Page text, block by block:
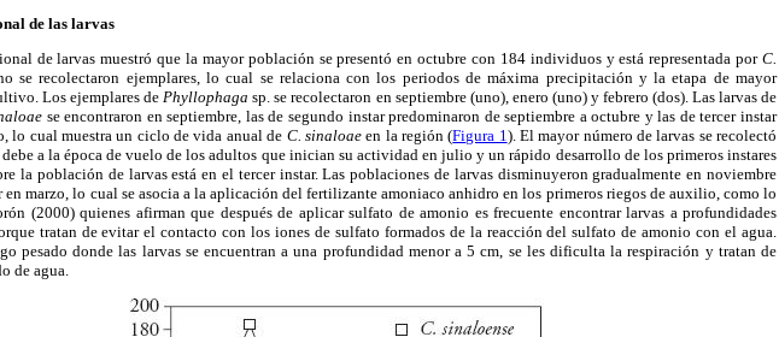
de las larvas
de larvas muestró que la mayor población se presentó en octubre con 184 individuos y está representada por C.
se recolectaron ejemplares, lo cual se relaciona con los periodos de máxima precipitación y la etapa de mayor
Los ejemplares dePhyllophaga sp. se recolectaron en septiembre (uno), enero (uno) y febrero (dos). Las larvas de
se encontraron en septiembre, las de segundo instar predominaron de septiembre a octubre y las de tercer instar
lo cual muestra un ciclo de vida anual de C. sinaloaeen la región (Figura 1). El mayor número de larvas se recolectó
a la época de vuelo de los adultos que inician su actividad en julio y un rápido desarrollo de los primeros instares
la población de larvas está en el tercer instar. Las poblaciones de larvas disminuyeron gradualmente en noviembre
en marzo, lo cual se asocia a la aplicación del fertilizante amoniaco anhidro en los primeros riegos de auxilio, como lo
(2000) quienes afirman que después de aplicar sulfato de amonio es frecuente encontrar larvas a profundidades
tratan de evitar el contacto con los iones de sulfato formados de la reacción del sulfato de amonio con el agua.
pesado donde las larvas se encuentran a una profundidad menor a 5 cm, se les dificulta la respiración y tratan de
de agua.